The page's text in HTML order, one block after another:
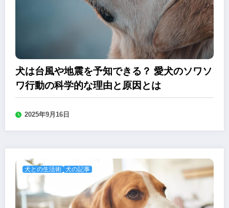
犬は台風や地震を予知できる？ 愛犬のソワソ
ワ行動の科学的な理由と原因とは
2025年9月16日
犬との生活術 犬の記事